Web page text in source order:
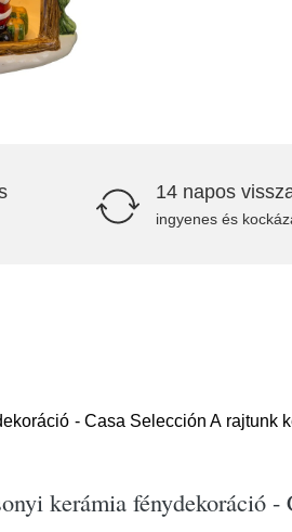
14 napos
ingyenes és
- Casa Selección A rajtunk
kerámia fénydekoráció -